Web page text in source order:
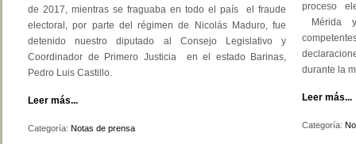
de 2017, mientras se fraguaba en todo el país el fraude
electoral, por parte del régimen de Nicolás Maduro, fue
detenido nuestro diputado al Consejo Legislativo y
Coordinador de Primero Justicia en el estado Barinas,
Pedro Luis Castillo.
Leer más...
Categoría: Notas de prensa
proceso
Mérida
durante la
Leer más...
Categoría: